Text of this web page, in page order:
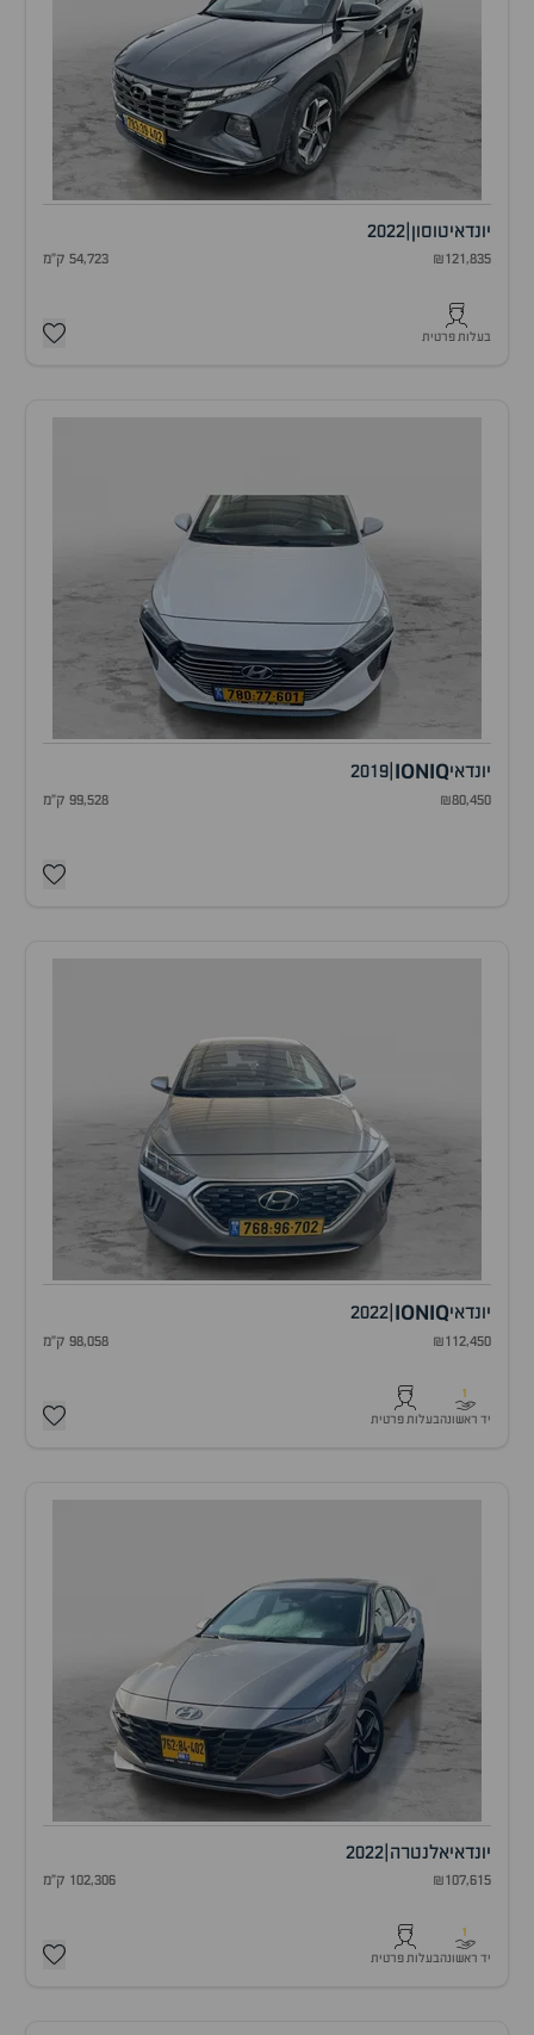
יונדאיטוסון 2022
₪121,835 54,723 ק"מ
בעלות פרטית
יונדאיIONIQ
2019
₪80,450 99,528 ק"מ
יונדאיIONIQ
2022
₪112,450 98,058 ק"מ
1
יד ראשונהבעלות פרטית
יונדאיאלנטרה 2022
₪107,615 102,306 ק"מ
1
יד ראשונהבעלות פרטית